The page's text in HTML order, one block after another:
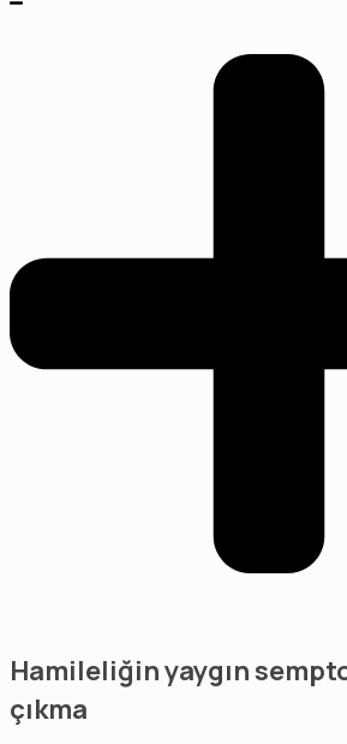
Hamileliğin yaygın
çıkma